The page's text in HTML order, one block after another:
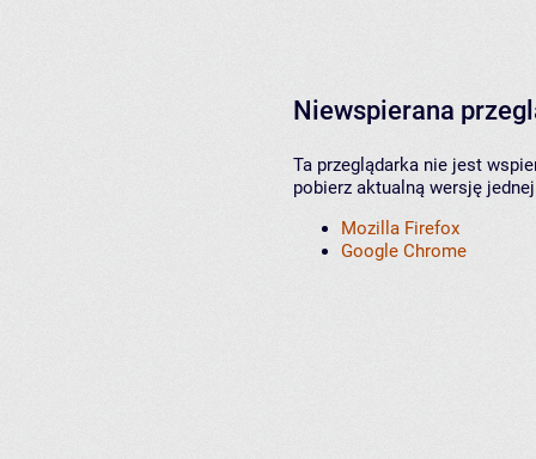
Niewspierana
Ta przeglądarka nie jest
pobierz aktualną wersję
Mozilla Firefox
Google Chrome